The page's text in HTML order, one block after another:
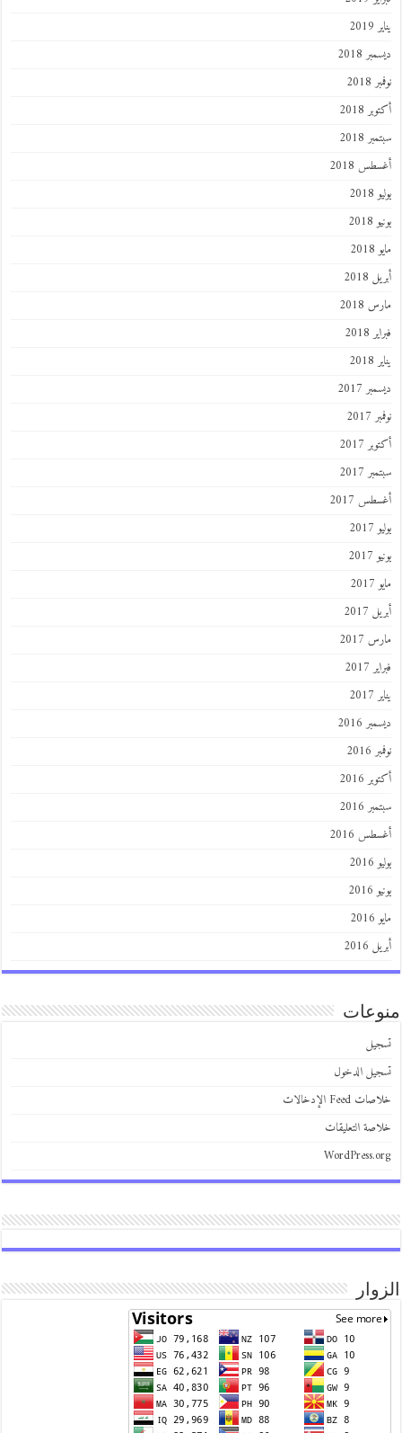
يناير 2019
ديسمبر 2018
نوفمبر 2018
أكتوبر 2018
سبتمبر 2018
أغسطس 2018
يوليو 2018
يونيو 2018
مايو 2018
أبريل 2018
مارس 2018
فبراير 2018
يناير 2018
ديسمبر 2017
نوفمبر 2017
أكتوبر 2017
سبتمبر 2017
أغسطس 2017
يوليو 2017
يونيو 2017
مايو 2017
أبريل 2017
مارس 2017
فبراير 2017
يناير 2017
ديسمبر 2016
نوفمبر 2016
أكتوبر 2016
سبتمبر 2016
أغسطس 2016
يوليو 2016
يونيو 2016
مايو 2016
أبريل 2016
منوعات
تسجيل
تسجيل الدخول
خلاصات Feed الإدخالات
خلاصة التعليقات
WordPress.org
الزوار